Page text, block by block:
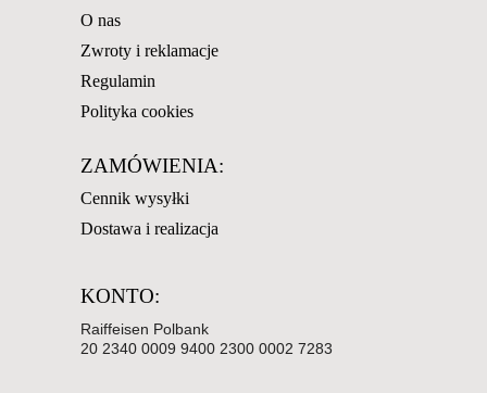
O nas
Zwroty i reklamacje
Regulamin
Polityka cookies
ZAMÓWIENIA:
Cennik wysyłki
Dostawa i realizacja
KONTO:
Raiffeisen Polbank
20 2340 0009 9400 2300 0002 7283